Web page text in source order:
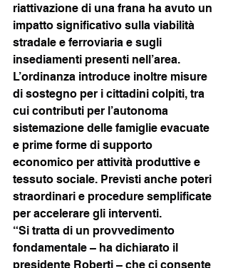
riattivazione di una frana ha avuto un
impatto significativo sulla viabilità
stradale e ferroviaria e sugli
insediamenti presenti nell’area.
L’ordinanza introduce inoltre misure
di sostegno per i cittadini colpiti, tra
cui contributi per l’autonoma
sistemazione delle famiglie evacuate
e prime forme di supporto
economico per attività produttive e
tessuto sociale. Previsti anche poteri
straordinari e procedure semplificate
per accelerare gli interventi.
“Si tratta di un provvedimento
fondamentale – ha dichiarato il
presidente Roberti – che ci consente